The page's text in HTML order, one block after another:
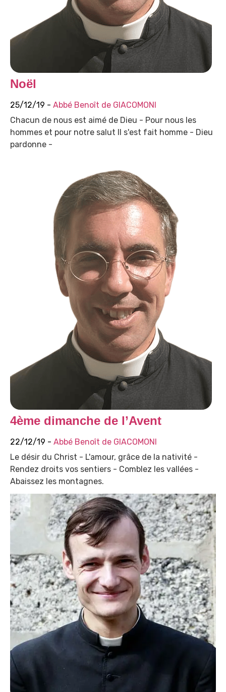
Noël
25/12/19 - Abbé Benoît de GIACOMONI
Chacun de nous est aimé de Dieu - Pour nous les
hommes et pour notre salut Il s'est fait homme - Dieu
pardonne -
4ème dimanche de l’Avent
22/12/19 - Abbé Benoît de GIACOMONI
Le désir du Christ - L'amour, grâce de la nativité -
Rendez droits vos sentiers - Comblez les vallées -
Abaissez les montagnes.